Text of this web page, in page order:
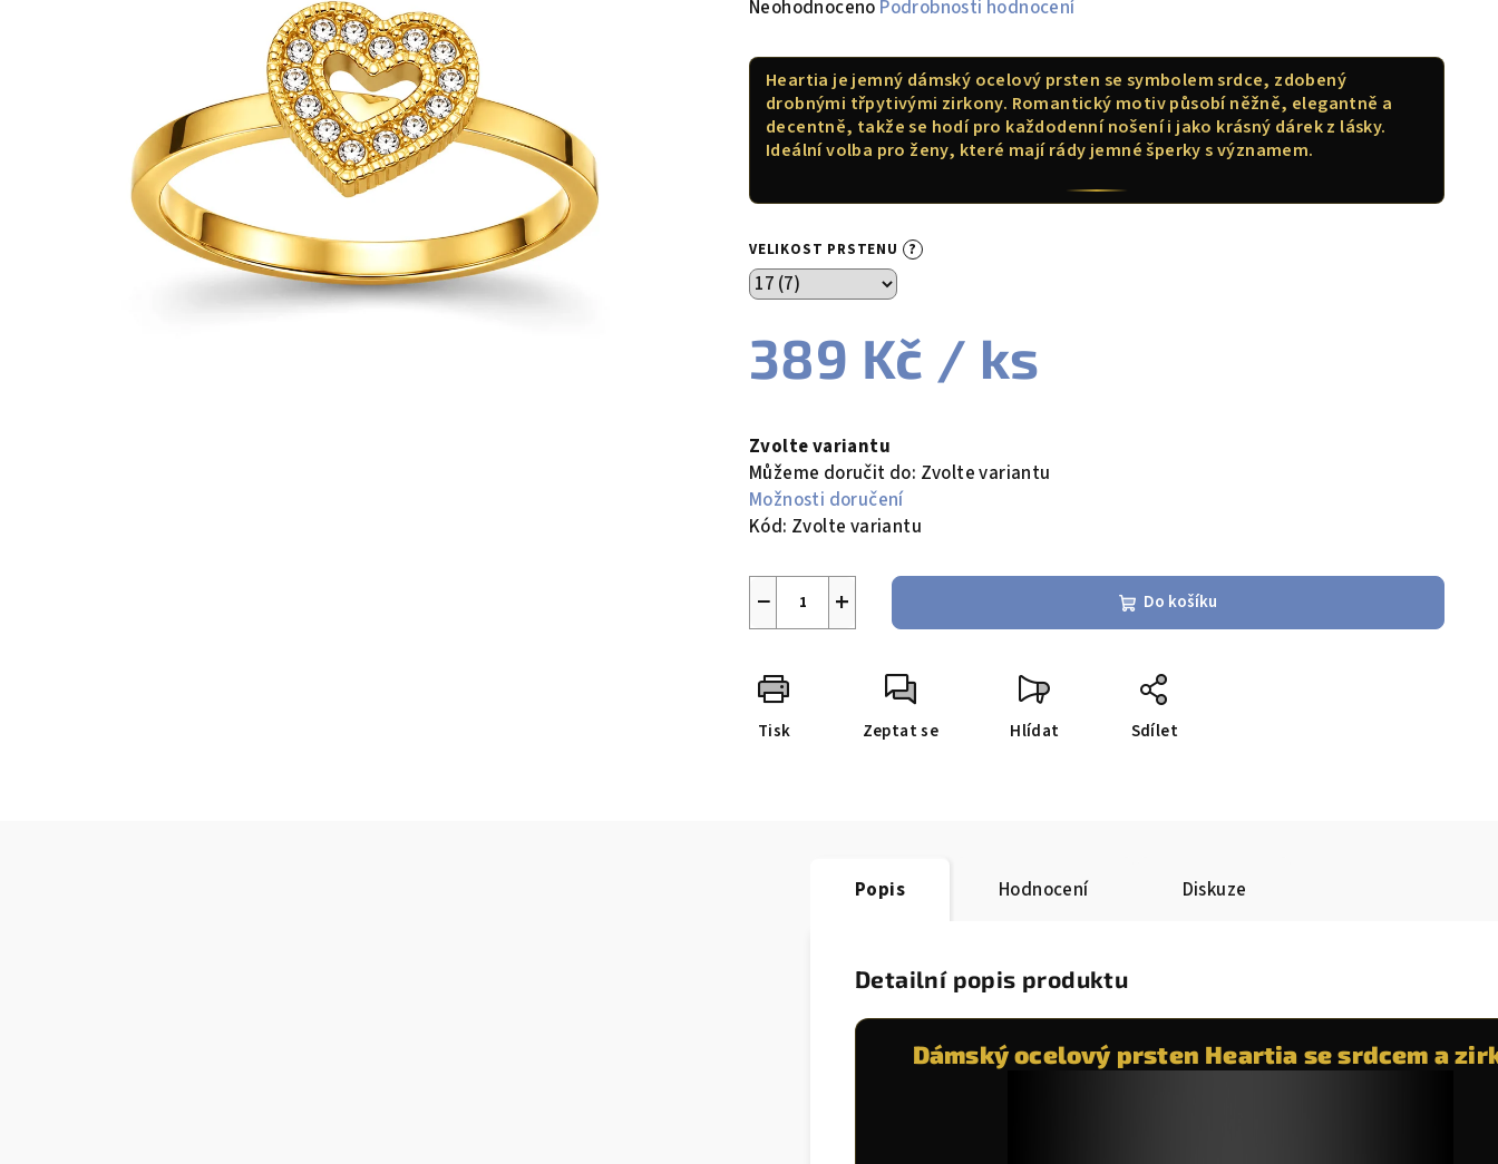
Průměrné
produktu
0,0
hvězdiček.
Neohodnoceno Podrobnosti hodnocení
Heartia je jemný dámský ocelový prsten se symbolem srdce, zdobený
drobnými třpytivými zirkony. Romantický motiv působí něžně, elegantně a
decentně, takže se hodí pro každodenní nošení i jako krásný dárek z lásky.
Ideální volba pro ženy, které mají rády jemné šperky s významem.
VELIKOST PRSTENU ?
389 Kč / ks
cena:
Zvolte variantu
Můžeme doručit do: Zvolte variantu
Možnosti doručení
Kód: Zvolte variantu
+
− Do košíku
Tisk Zeptat se Hlídat Sdílet
Popis Hodnocení Diskuze
Detailní popis produktu
Dámský ocelový prsten Heartia se srdcem a